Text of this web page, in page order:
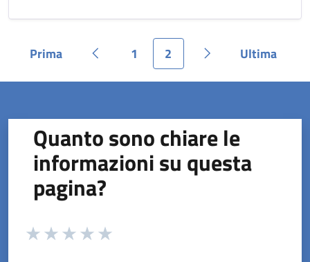
Pagina
Prima Pagina precedente
Pagina
1 Pagina
2 Pagina successiva
Pagina
Ultima
Quanto sono chiare le
informazioni su questa
pagina?
Valuta da 1 a 5 stelle la pagina